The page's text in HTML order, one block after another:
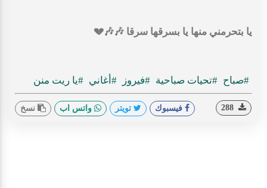
يا بتحرمني منها يا بسرقها سرقا 🎶
🎶
💔
#صباح #تحيات صباحية #فيروز #أغاني #يا ريت منن
فيسبوك تويتر واتس اب نسخ